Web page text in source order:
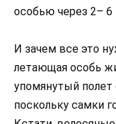
особью через 2– 6
И зачем все это
летающая особь
упомянутый
поскольку самки